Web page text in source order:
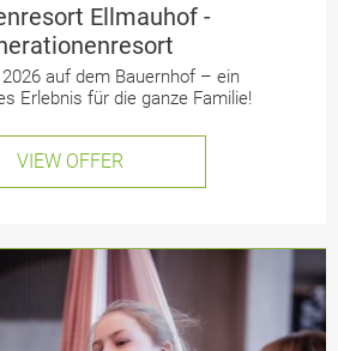
Ellmauhof -
auf dem Bauernhof – ein
Erlebnis für die ganze Familie!
VIEW OFFER